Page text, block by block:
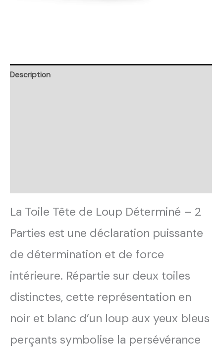
Description
La Toile Tête de Loup Déterminé – 2
Parties est une déclaration puissante
de détermination et de force
intérieure. Répartie sur deux toiles
distinctes, cette représentation en
noir et blanc d’un loup aux yeux bleus
perçants symbolise la persévérance